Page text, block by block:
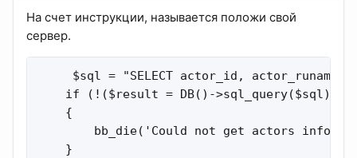
На счет инструкции, называется положи свой
сервер.
$sql = "SELECT actor_id, actor_runame,
    if (!($result = DB()->sql_query($sql)))
    {
bb_die('Could not get actors
    }